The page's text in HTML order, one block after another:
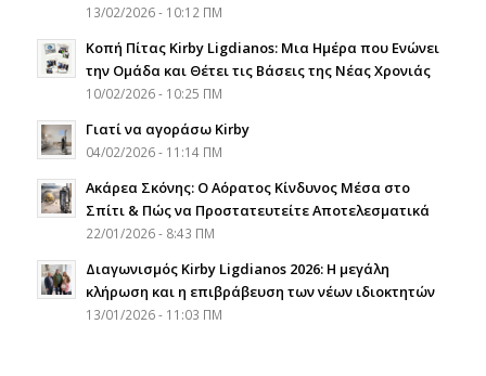
13/02/2026 - 10:12 ΠΜ
Κοπή Πίτας Kirby Ligdianos: Μια Ημέρα που Ενώνει
την Ομάδα και Θέτει τις Βάσεις της Νέας Χρονιάς
10/02/2026 - 10:25 ΠΜ
Γιατί να αγοράσω Kirby
04/02/2026 - 11:14 ΠΜ
Ακάρεα Σκόνης: Ο Αόρατος Κίνδυνος Μέσα στο
Σπίτι & Πώς να Προστατευτείτε Αποτελεσματικά
22/01/2026 - 8:43 ΠΜ
Διαγωνισμός Kirby Ligdianos 2026: Η μεγάλη
κλήρωση και η επιβράβευση των νέων ιδιοκτητών
13/01/2026 - 11:03 ΠΜ